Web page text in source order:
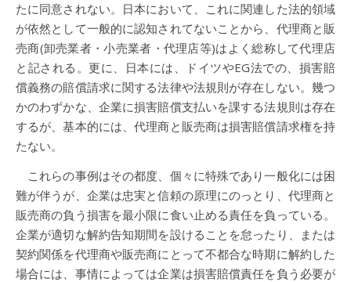
たに同意されない。日本において、これに関連した法的領域
が依然として一般的に認知されてないことから、代理商と販
売商(卸売業者・小売業者・代理店等)はよく総称して代理店
と記される。更に、日本には、ドイツやEG法での、損害賠
償義務の賠償請求に関する法律や法規則が存在しない。幾つ
かのわずかな、企業に損害賠償支払いを課する法規則は存在
するが、基本的には、代理商と販売商は損害賠償請求権を持
たない。
これらの事例はその都度、個々に特殊であり一般化には困
難が伴うが、企業は忠実と信頼の原理にのっとり、代理商と
販売商の負う損害を最小限に食い止める責任を負っている。
企業が適切な解約告知期間を設けることを怠ったり、または
契約関係を代理商や販売商にとって不都合な時期に解約した
場合には、事情によっては企業は損害賠償責任を負う必要が